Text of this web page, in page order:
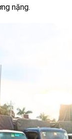
nặng.